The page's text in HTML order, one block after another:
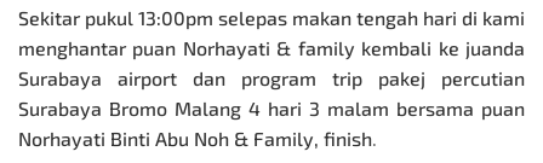
Sekitar pukul 13:00pm selepas makan tengah hari di kami
menghantar puan Norhayati & family kembali ke juanda
Surabaya airport dan program trip pakej percutian
Surabaya Bromo Malang 4 hari 3 malam bersama puan
Norhayati Binti Abu Noh & Family, finish